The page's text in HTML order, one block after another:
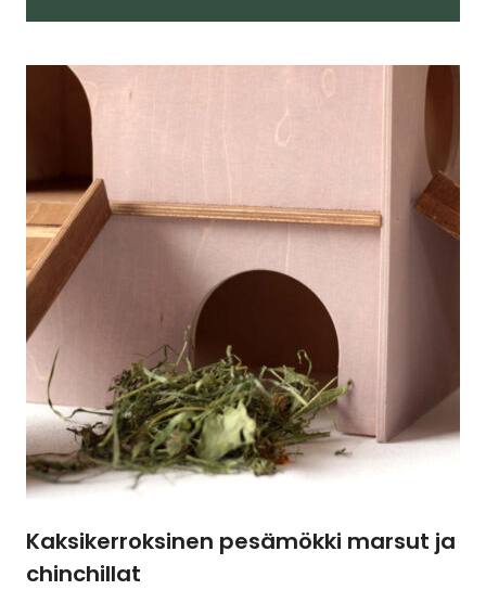
tuotteella
useampi
muunnelma.
Voit
tehdä
valinnat
tuotteen
sivulla.
Kaksikerroksinen pesämökki marsut ja
chinchillat